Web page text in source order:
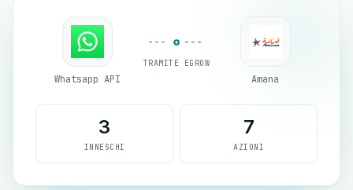
Whatsapp API
TRAMITE EGROW
Amana
3
INNESCHI
7
AZIONI